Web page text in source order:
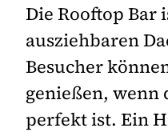
Die Rooftop Bar
ausziehbaren
Besucher
genießen, wenn
perfekt ist. Ein